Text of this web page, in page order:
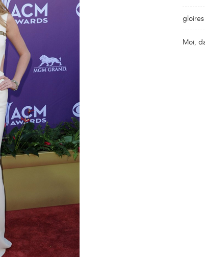
Moi,